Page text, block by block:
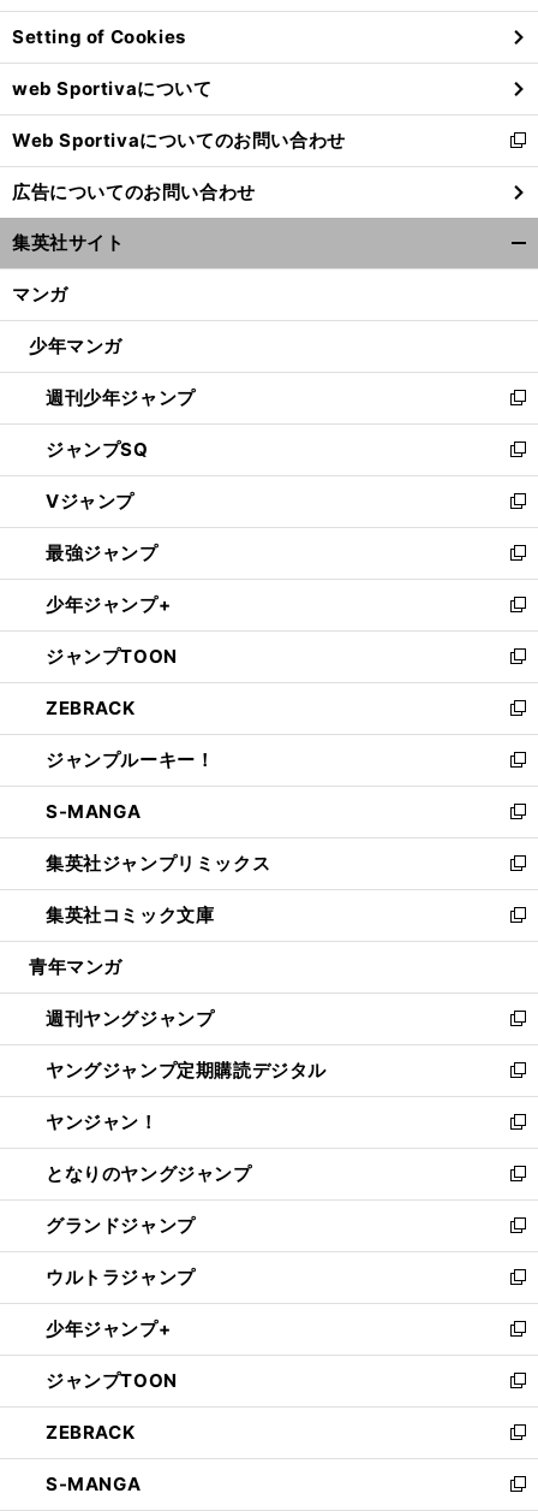
ン
ド
ウ
で
開
く
Setting of Cookies
web Sportivaについて
Web Sportivaについてのお問い合わせ
新
し
い
ウ
ィ
ン
ウ
開
く
広告についてのお問い合わせ
集英社サイト
マンガ
少年マンガ
週刊少年ジャンプ
新
し
い
ウ
ィ
ン
ド
ウ
で
開
く
ジャンプSQ
新
し
い
ウ
ィ
ン
ド
ウ
で
開
く
Vジャンプ
新
し
い
ウ
ィ
ン
ド
ウ
で
開
く
最強ジャンプ
新
し
い
ウ
ィ
ン
ド
ウ
で
開
く
少年ジャンプ+
新
し
い
ウ
ィ
ン
ド
ウ
で
開
く
ジャンプTOON
新
し
い
ウ
ィ
ン
ド
ウ
で
開
く
ZEBRACK
新
し
い
ウ
ィ
ン
ド
ウ
で
開
ジャンプルーキー！
新
し
い
ウ
ィ
ン
ド
ウ
開
く
S-MANGA
新
し
い
ウ
ィ
ン
ウ
で
開
く
集英社ジャンプリミックス
新
し
い
ウ
ン
ド
ウ
で
開
く
集英社コミック文庫
新
し
ウ
ィ
ン
ド
ウ
で
開
く
青年マンガ
週刊ヤングジャンプ
新
し
い
ウ
ィ
ン
ド
ウ
で
開
く
ヤングジャンプ定期購読デジタル
新
し
い
ウ
ィ
ン
ド
ウ
で
開
く
ヤンジャン！
新
し
い
ウ
ィ
ン
ド
ウ
で
開
く
となりのヤングジャンプ
新
し
い
ウ
ィ
ン
ド
ウ
で
開
く
グランドジャンプ
新
し
い
ウ
ィ
ン
ド
ウ
で
開
く
ウルトラジャンプ
新
し
い
ウ
ィ
ン
ド
ウ
で
少年ジャンプ+
新
し
い
ウ
ィ
ン
ド
ジャンプTOON
新
し
い
ウ
ィ
ZEBRACK
新
し
い
S-MANGA
新